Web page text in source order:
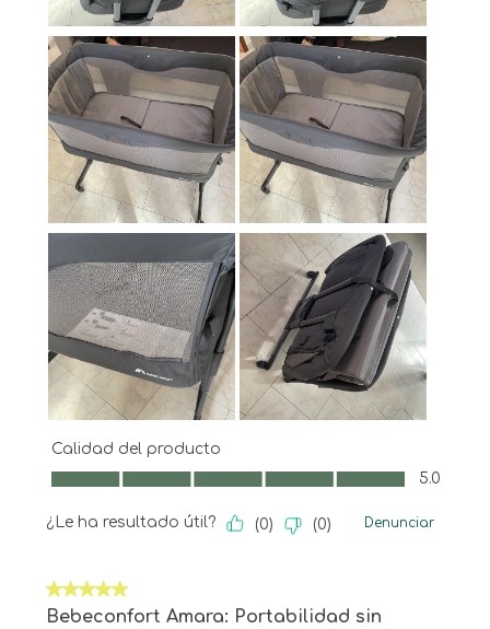
Calidad del producto
Calidad del producto, 5.0 de 5
5.0
¿Le ha resultado útil? (0) (0) Denunciar
5 de 5 estrellas.
Bebeconfort Amara: Portabilidad sin